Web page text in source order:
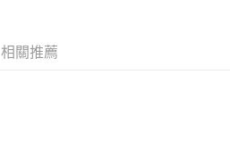
相關推薦